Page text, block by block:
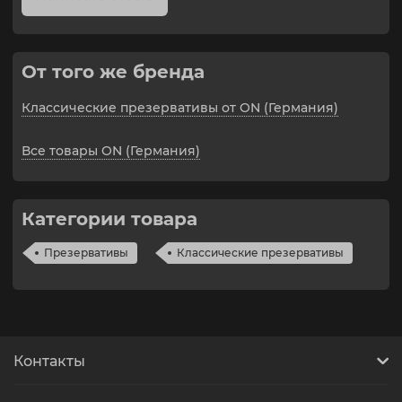
От того же бренда
Классические презервативы от ON (Германия)
Все товары ON (Германия)
Категории товара
Презервативы Классические презервативы
Контакты